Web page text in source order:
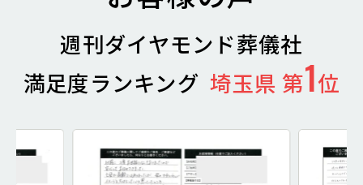
週刊ダイヤモンド葬儀社
満足度ランキング 埼玉県 第1位